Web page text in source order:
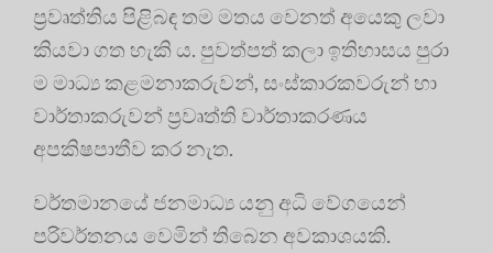
ප්‍රවෘත්තිය පිළිබඳ තම මතය වෙනත් අයෙකු ලවා
කියවා ගත හැකි ය. පුවත්පත් කලා ඉතිහාසය පුරා
ම මාධ්‍ය කළමනාකරුවන්, සංස්කාරකවරුන් හා
වාර්තාකරුවන් ප්‍රවෘත්ති වාර්තාකරණය
අපකිෂපාතීව කර නැත.
වර්තමානයේ ජනමාධ්‍ය යනු අධි වේගයෙන්
පරිවර්තනය වෙමින් තිබෙන අවකාශයකි.